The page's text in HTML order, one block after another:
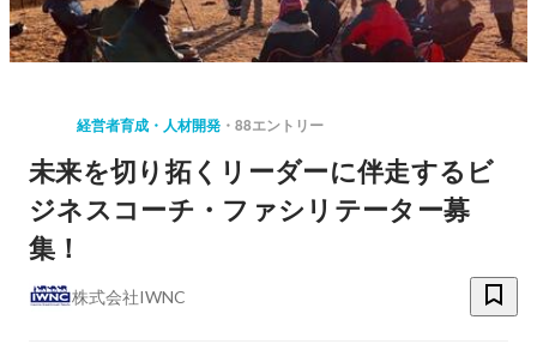
経営者育成・人材開発 88エントリー
未来を切り拓くリーダーに伴走するビ
ジネスコーチ・ファシリテーター募
集！
株式会社IWNC